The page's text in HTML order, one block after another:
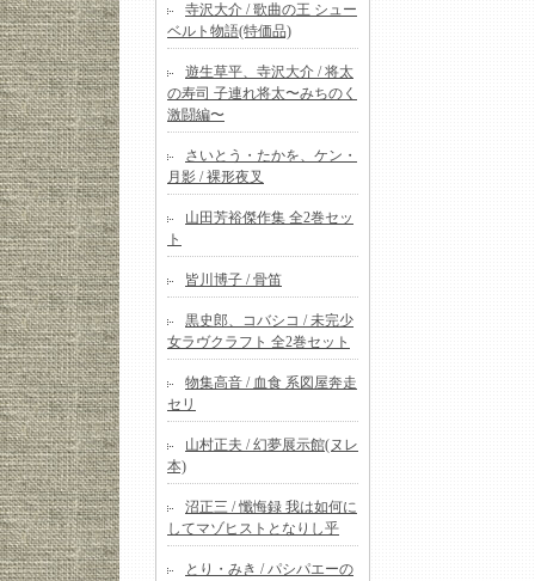
寺沢大介 / 歌曲の王 シュー
ベルト物語(特価品)
遊生草平、寺沢大介 / 将太
の寿司 子連れ将太〜みちのく
激闘編〜
さいとう・たかを、ケン・
月影 / 裸形夜叉
山田芳裕傑作集 全2巻セッ
ト
皆川博子 / 骨笛
黒史郎、コバシコ / 未完少
女ラヴクラフト 全2巻セット
物集高音 / 血食 系図屋奔走
セリ
山村正夫 / 幻夢展示館(ヌレ
本)
沼正三 / 懺悔録 我は如何に
してマゾヒストとなりし乎
とり・みき / パシパエーの